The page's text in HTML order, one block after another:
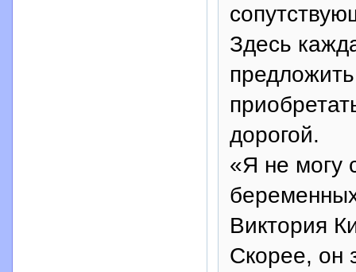
Здесь
дорогой.
«Я не могу
Виктория
Скорее, он